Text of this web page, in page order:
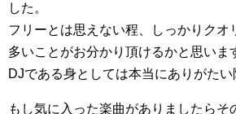
した。
フリーとは思えない程、しっかりクオ
多いことがお分かり頂けるかと思いま
DJである身としては本当にありがたい
もし気に入った楽曲がありましたらそ